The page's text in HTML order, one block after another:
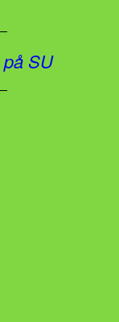
SU